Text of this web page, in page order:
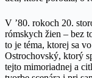
V ’80. rokoch 20.
rómskych žien – bez
to je téma, ktorej sa
Ostrochovský, ktorý
tejto mimoriadnej a